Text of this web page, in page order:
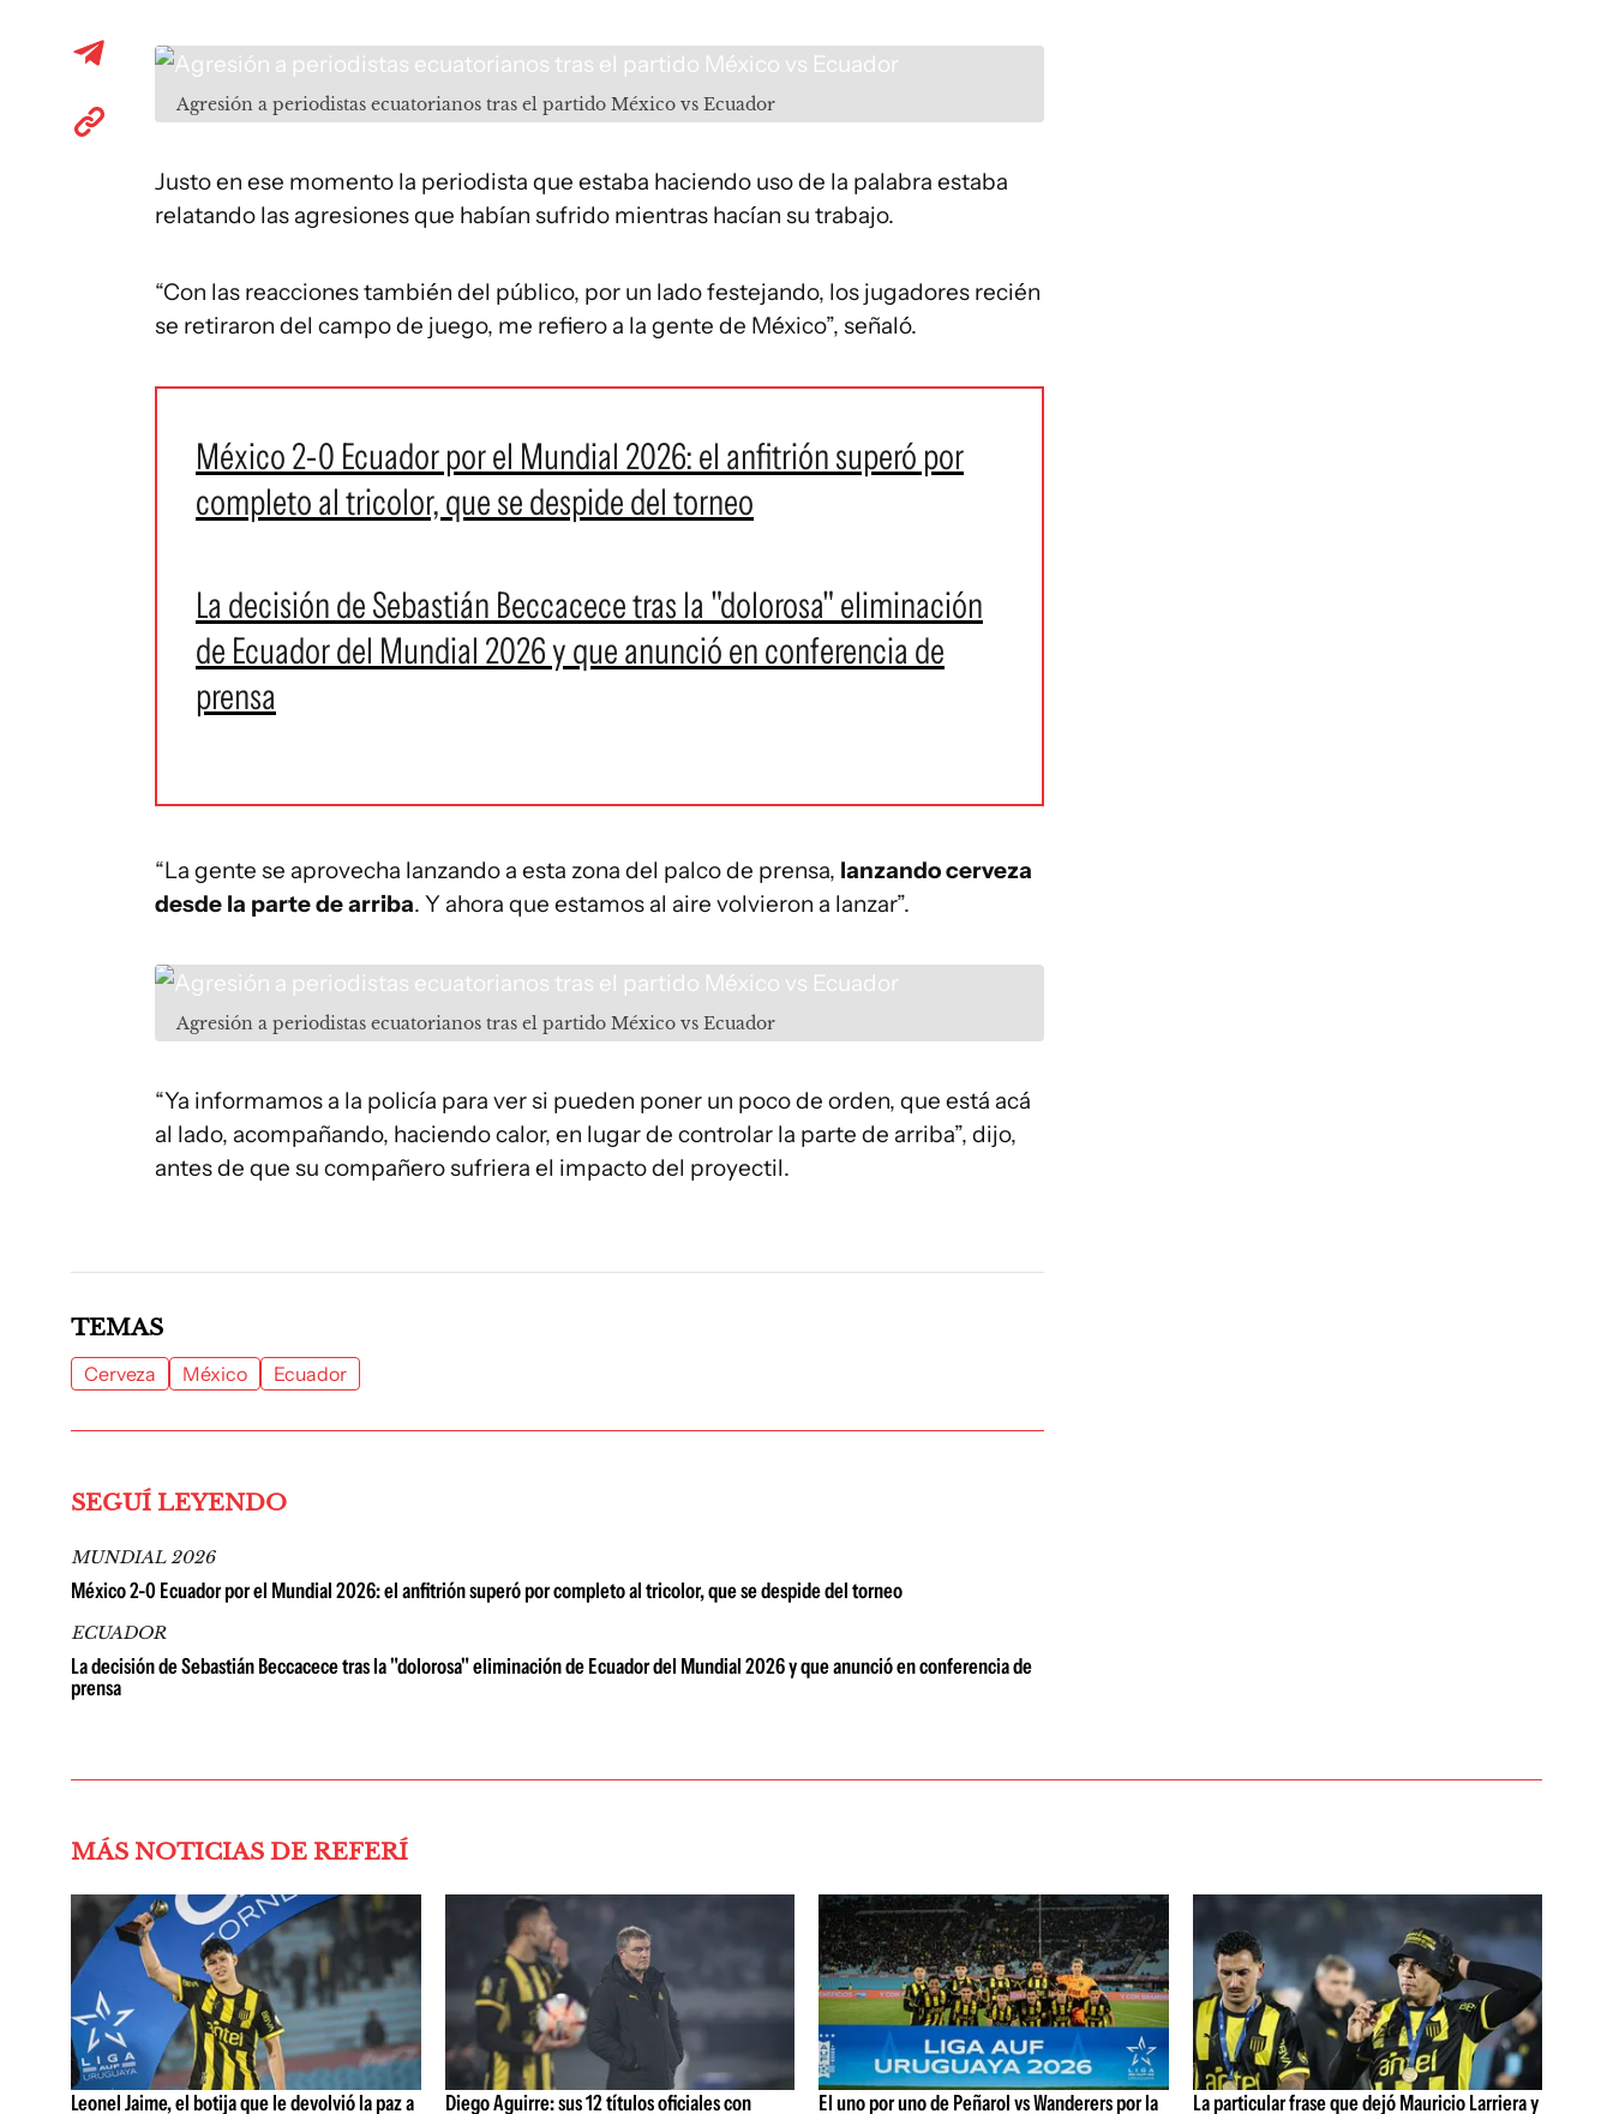
Agresión a periodistas ecuatorianos tras el partido México vs Ecuador
Justo en ese momento la periodista que estaba haciendo uso de la palabra estaba
relatando las agresiones que habían sufrido mientras hacían su trabajo.
“Con las reacciones también del público, por un lado festejando, los jugadores recién
se retiraron del campo de juego, me refiero a la gente de México”, señaló.
México 2-0 Ecuador por el Mundial 2026: el anfitrión superó por
completo al tricolor, que se despide del torneo
La decisión de Sebastián Beccacece tras la "dolorosa" eliminación
de Ecuador del Mundial 2026 y que anunció en conferencia de
prensa
“La gente se aprovecha lanzando a esta zona del palco de prensa, lanzando cerveza
desde la parte de arriba. Y ahora que estamos al aire volvieron a lanzar”.
Agresión a periodistas ecuatorianos tras el partido México vs Ecuador
“Ya informamos a la policía para ver si pueden poner un poco de orden, que está acá
al lado, acompañando, haciendo calor, en lugar de controlar la parte de arriba”, dijo,
antes de que su compañero sufriera el impacto del proyectil.
TEMAS
Cerveza México Ecuador
SEGUÍ LEYENDO
MUNDIAL 2026
México 2-0 Ecuador por el Mundial 2026: el anfitrión superó por completo al tricolor, que se despide del torneo
ECUADOR
La decisión de Sebastián Beccacece tras la "dolorosa" eliminación de Ecuador del Mundial 2026 y que anunció en conferencia de
prensa
MÁS NOTICIAS DE REFERÍ
Leonel Jaime, el botija que le devolvió la paz a Diego Aguirre: sus 12 títulos oficiales con El uno por uno de Peñarol vs Wanderers por la La particular frase que dejó Mauricio Larriera y